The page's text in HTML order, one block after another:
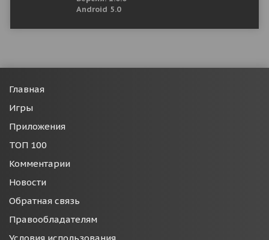
Android 5.0
Главная
Игры
Приложения
ТОП 100
Комментарии
Новости
Обратная связь
Правообладателям